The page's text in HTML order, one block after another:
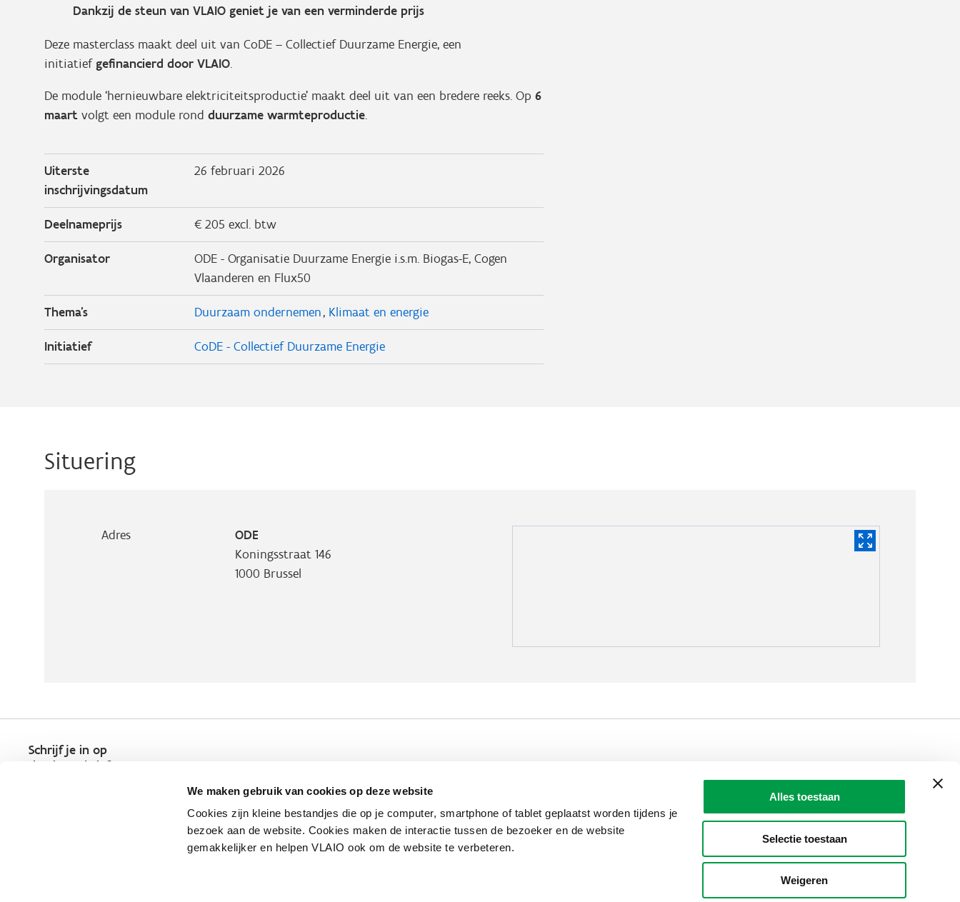
We maken gebruik van cookies op deze website
Cookies zijn kleine bestandjes die op je computer, smartphone of tablet geplaatst worden tijdens je
bezoek aan de website. Cookies maken de interactie tussen de bezoeker en de website
gemakkelijker en helpen VLAIO ook om de website te verbeteren.
Alles toestaan
Selectie toestaan
Weigeren
Dankzij de steun van VLAIO geniet je van een verminderde prijs
Deze masterclass maakt deel uit van CoDE – Collectief Duurzame Energie, een
initiatief gefinancierd door VLAIO.
De module ‘hernieuwbare elektriciteitsproductie’ maakt deel uit van een bredere reeks. Op 6
maart volgt een module rond duurzame warmteproductie.
Uiterste
inschrijvingsdatum
26 februari 2026
Deelnameprijs € 205 excl. btw
Organisator
ODE - Organisatie Duurzame Energie i.s.m. Biogas-E, Cogen
Vlaanderen en Flux50
Thema's Duurzaam ondernemen Klimaat en energie
Initiatief CoDE - Collectief Duurzame Energie
Situering
Adres
ODE
Koningsstraat 146
1000 Brussel
Schrijf je in op
de nieuwsbrief
Communicatieverplichtingen & logo'sKlachten, meldingen & fraudebestrijding